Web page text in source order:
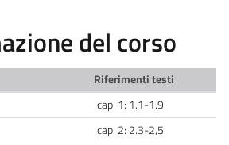
del corso
Riferimenti testi
cap. 1: 1.1-1.9
cap. 2: 2.3-2,5